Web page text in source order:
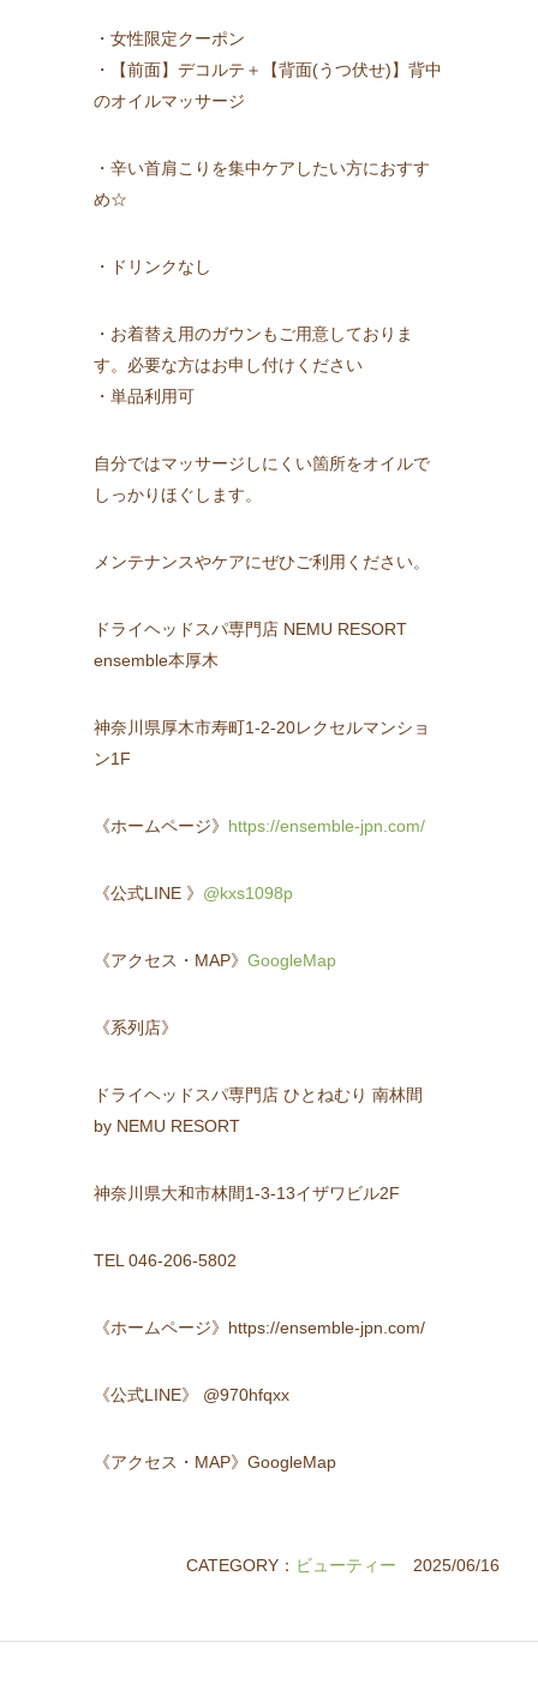
・女性限定クーポン
・【前面】デコルテ＋【背面(うつ伏せ)】背中
のオイルマッサージ
・辛い首肩こりを集中ケアしたい方におすす
め☆
・ドリンクなし
・お着替え用のガウンもご用意しておりま
す。必要な方はお申し付けください
・単品利用可
自分ではマッサージしにくい箇所をオイルで
しっかりほぐします。
メンテナンスやケアにぜひご利用ください。
ドライヘッドスパ専門店 NEMU RESORT
ensemble本厚木
神奈川県厚木市寿町1-2-20レクセルマンショ
ン1F
《ホームページ》 https://ensemble-jpn.com/
《公式LINE 》 @kxs1098p
《アクセス・MAP》GoogleMap
《系列店》
ドライヘッドスパ専門店 ひとねむり 南林間
by NEMU RESORT
神奈川県大和市林間1-3-13イザワビル2F
TEL 046-206-5802
《ホームページ》https://ensemble-jpn.com/
《公式LINE》 @970hfqxx
《アクセス・MAP》GoogleMap
CATEGORY： ビューティー 2025/06/16